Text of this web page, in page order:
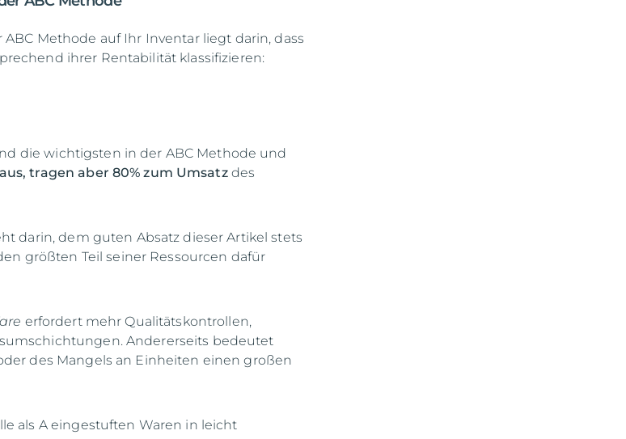
Methode auf Ihr Inventar liegt darin, dass
ihrer Rentabilität klassifizieren:
die wichtigsten in der ABC Methode und
tragen aber 80% zum Umsatzdes
darin, dem guten Absatz dieser Artikel stets
größten Teil seiner Ressourcen dafür
erfordert mehr Qualitätskontrollen,
Andererseits bedeutet
des Mangels an Einheiten einen großen
als A eingestuften Waren in leicht